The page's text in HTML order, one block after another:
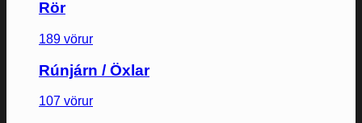
Rör
189 vörur
Rúnjárn / Öxlar
107 vörur